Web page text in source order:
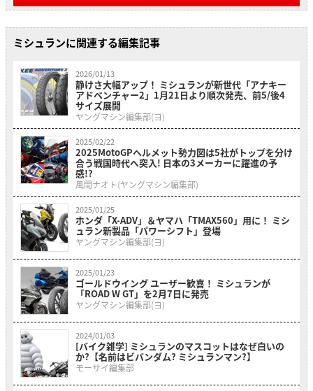
ミシュランに関連する編集記事
2026/01/13
静けさ大幅アップ！ ミシュランが新世代「アナキー
アドベンチャー2」1月21日より順次発売、前5/後4
サイズ展開
ヤングマシン編集部(ヨ)
2025/02/22
2025MotoGPヘルメット勢力図は5社がトップを分け
合う戦国時代へ突入! 日本の3メーカーに躍進の予
感!?
風間ナオト(ヤングマシン編集部)
2025/01/25
ホンダ「X-ADV」＆ヤマハ「TMAX560」用に！ ミシ
ュラン新製品「パワーシフト」登場
ヤングマシン編集部(ヨ)
2025/01/23
ゴールドウイング ユーザー歓喜！ ミシュランが
「ROAD W GT」を2月7日に発売
ヤングマシン編集部(ヨ)
2024/01/03
[バイク雑学] ミシュランのマスコットはなぜ白いの
か?【名前はビバンダム? ミシュランマン?】
モーサイ編集部